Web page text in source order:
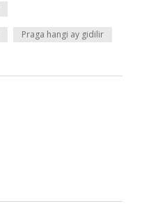
Praga hangi ay gidilir